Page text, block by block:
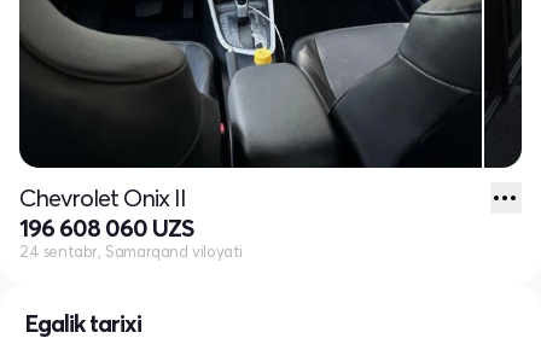
Egalik tarixi
Chevrolet Onix II
196 608 060 UZS
24 sentabr, Samarqand viloyati